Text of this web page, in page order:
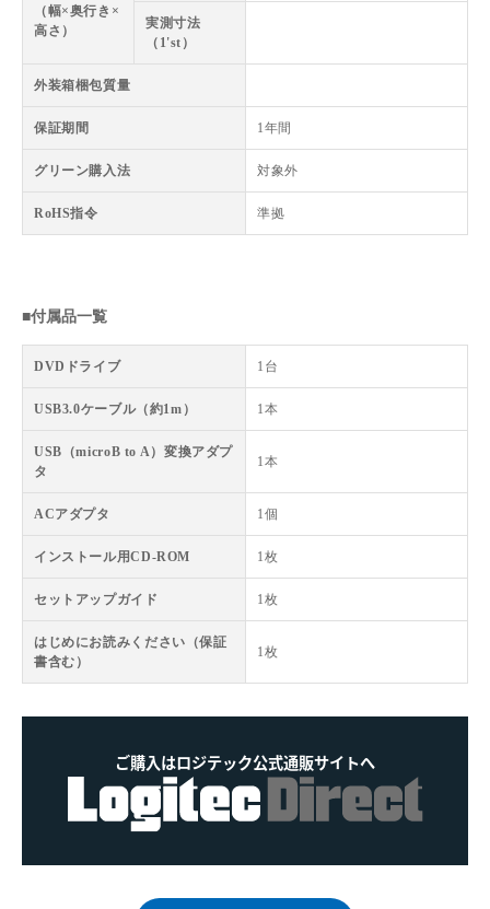
（幅×奥行き×
高さ）
実測寸法
（1'st）
外装箱梱包質量
保証期間 1年間
グリーン購入法 対象外
RoHS指令 準拠
■付属品一覧
DVDドライブ 1台
USB3.0ケーブル（約1m） 1本
USB（microB to A）変換アダプ
タ
1本
ACアダプタ 1個
インストール用CD-ROM 1枚
セットアップガイド 1枚
はじめにお読みください（保証
書含む）
1枚
ご購入はロジテック公式通販サイトへ